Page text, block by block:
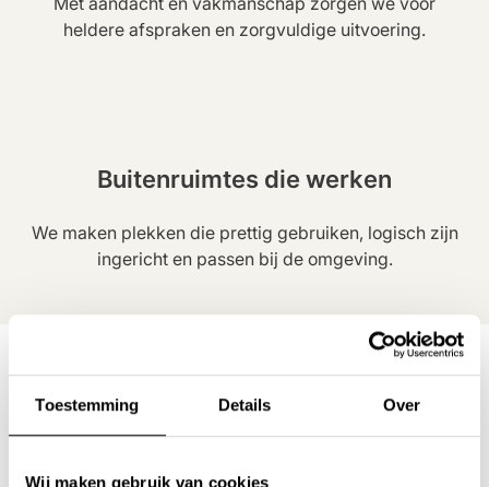
Toestemming Details Over
Wij maken gebruik van cookies
heldere afspraken en zorgvuldige uitvoering.
Buitenruimtes die werken
We maken plekken die prettig gebruiken, logisch zijn
ingericht en passen bij de omgeving.